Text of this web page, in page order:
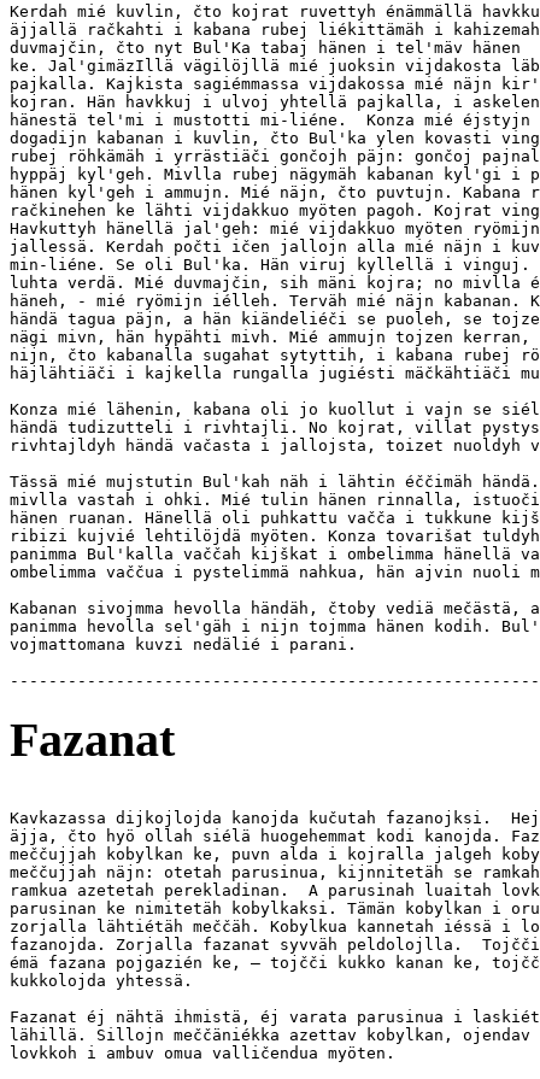
Kerdah mié kuvlin, čto kojrat ruvettyh énämmällä
äjjallä račkahti i kabana rubej liékittämäh i
duvmajčin, čto nyt Bul'Ka tabaj hänen i tel'mäv hänen
ke. Jal'gimäzIllä vägilöjllä mié juoksin vijdakosta
pajkalla. Kajkista sagiémmassa vijdakossa mié näjn
kojran. Hän havkkuj i ulvoj yhtellä pajkalla, i askelen
hänestä tel'mi i mustotti mi-liéne.  Konza mié éjstyjn
dogadijn kabanan i kuvlin, čto Bul'ka ylen kovasti
rubej röhkämäh i yrrästiäči gončojh päjn: gončoj
hyppäj kyl'geh. Mivlla rubej nägymäh kabanan kyl'gi i
hänen kyl'geh i ammujn. Mié näjn, čto puvtujn. Kabana
račkinehen ke lähti vijdakkuo myöten pagoh. Kojrat
Havkuttyh hänellä jal'geh: mié vijdakkuo myöten
jallessä. Kerdah počti ičen jallojn alla mié näjn i
min-liéne. Se oli Bul'ka. Hän viruj kyllellä i vinguj.
luhta verdä. Mié duvmajčin, sih mäni kojra; no mivlla
häneh, - mié ryömijn iélleh. Terväh mié näjn kabanan.
händä tagua päjn, a hän kiändeliéči se puoleh, se
nägi mivn, hän hypähti mivh. Mié ammujn tojzen
nijn, čto kabanalla sugahat sytyttih, i kabana rubej
häjlähtiäči i kajkella rungalla jugiésti mäčkähtiäči
Konza mié lähenin, kabana oli jo kuollut i vajn se
händä tudizutteli i rivhtajli. No kojrat, villat
rivhtajldyh händä vačasta i jallojsta, toizet nuoldyh
Tässä mié mujstutin Bul'kah näh i lähtin éččimäh
mivlla vastah i ohki. Mié tulin hänen rinnalla,
hänen ruanan. Hänellä oli puhkattu vačča i tukkune
ribizi kujvié lehtilöjdä myöten. Konza tovarišat tuldyh
panimma Bul'kalla vaččah kijškat i ombelimma hänellä
ombelimma vaččua i pystelimmä nahkua, hän ajvin nuoli
Kabanan sivojmma hevolla händäh, čtoby vediä mečästä,
panimma hevolla sel'gäh i nijn tojmma hänen kodih.
vojmattomana kuvzi nedälié i parani.
Fazanat
Kavkazassa dijkojlojda kanojda kučutah fazanojksi.
äjja, čto hyö ollah siélä huogehemmat kodi kanojda.
meččujjah kobylkan ke, puvn alda i kojralla jalgeh
meččujjah näjn: otetah parusinua, kijnnitetäh se
ramkua azetetah perekladinan.  A parusinah luaitah
parusinan ke nimitetäh kobylkaksi. Tämän kobylkan i
zorjalla lähtiétäh meččäh. Kobylkua kannetah iéssä i
fazanojda. Zorjalla fazanat syvväh peldolojlla.  Tojčči
émä fazana pojgazién ke, — tojčči kukko kanan ke,
kukkolojda yhtessä.
Fazanat éj nähtä ihmistä, éj varata parusinua i
lähillä. Sillojn meččäniékka azettav kobylkan, ojendav
lovkkoh i ambuv omua valličendua myöten.